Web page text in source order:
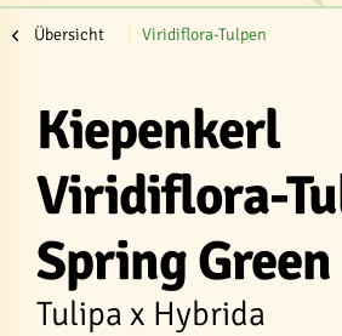
Übersicht Viridiflora-Tulpen
Kiepenkerl
Viridiflora-
Spring Green
Tulipa x Hybrida